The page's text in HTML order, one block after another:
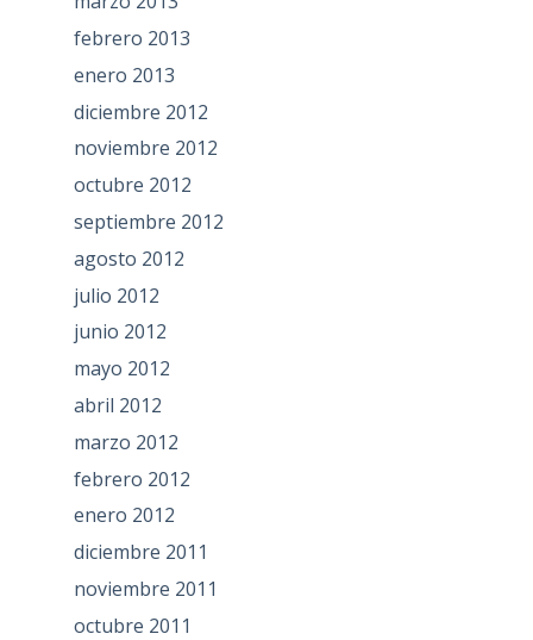
febrero 2013
enero 2013
diciembre 2012
noviembre 2012
octubre 2012
septiembre 2012
agosto 2012
julio 2012
junio 2012
mayo 2012
abril 2012
marzo 2012
febrero 2012
enero 2012
diciembre 2011
noviembre 2011
octubre 2011